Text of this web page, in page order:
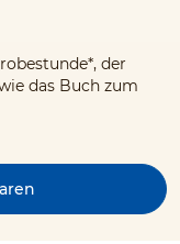
der
das Buch zum